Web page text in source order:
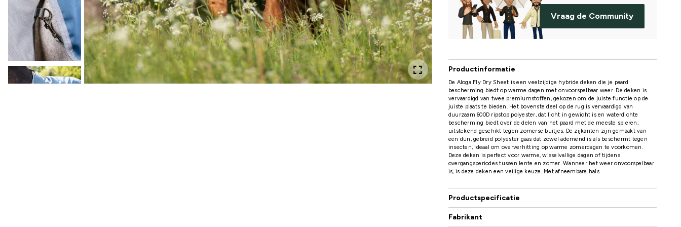
Vraag de Community
Productinformatie
De Aloga Fly Dry Sheet is een veelzijdige hybride deken die je paard
bescherming biedt op warme dagen met onvoorspelbaar weer. De deken is
vervaardigd van twee premiumstoffen, gekozen om de juiste functie op de
juiste plaats te bieden. Het bovenste deel op de rug is vervaardigd van
duurzaam 600D ripstop polyester, dat licht in gewicht is en waterdichte
bescherming biedt over de delen van het paard met de meeste spieren;
uitstekend geschikt tegen zomerse buitjes. De zijkanten zijn gemaakt van
een dun, gebreid polyester gaas dat zowel ademend is als beschermt tegen
insecten, ideaal om oververhitting op warme zomerdagen te voorkomen.
Deze deken is perfect voor warme, wisselvallige dagen of tijdens
overgangsperiodes tussen lente en zomer. Wanneer het weer onvoorspelbaar
is, is deze deken een veilige keuze. Met afneembare hals.
Productspecificatie
Fabrikant